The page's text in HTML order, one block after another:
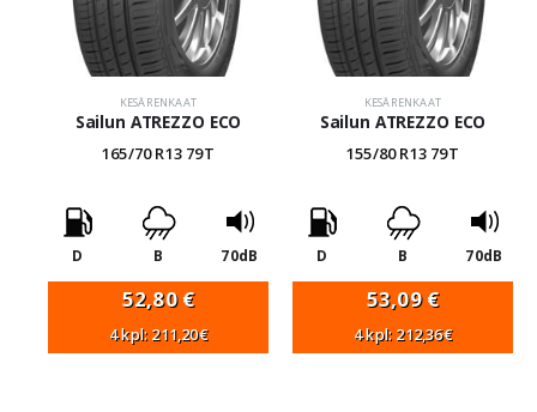
KESÄRENKAAT
Sailun ATREZZO ECO
165/70 R13 79T
D B 70dB
52,80€
4 kpl: 211,20€
KESÄRENKAAT
Sailun ATREZZO ECO
155/80 R13 79T
D B 70dB
53,09€
4 kpl: 212,36€